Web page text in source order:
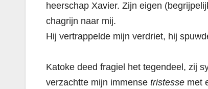
heerschap Xavier. Zijn eigen
chagrijn naar mij.
Hij vertrappelde mijn verdriet, hij
Katoke deed fragiel het tegendeel, zij
verzachtte mijn immense tristesse met